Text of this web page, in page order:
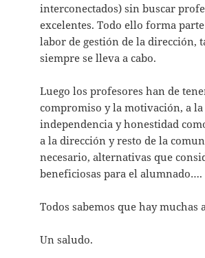
interconectados) sin buscar
excelentes. Todo ello forma
labor de gestión de la dirección,
siempre se lleva a cabo.
Luego los profesores han de
compromiso y la motivación, a la
independencia y honestidad
a la dirección y resto de la
necesario, alternativas que
beneficiosas para el alumnado….
Todos sabemos que hay muchas
Un saludo.